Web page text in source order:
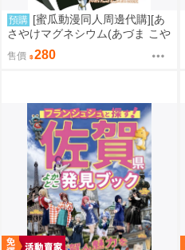
預購 [蜜瓜動漫同人周邊代購][あ
さやけマグネシウム(あづま こや
け)]戦術人形メンテナンスブック
forドゥシェーヴヌイ(少女前線)
售價 280